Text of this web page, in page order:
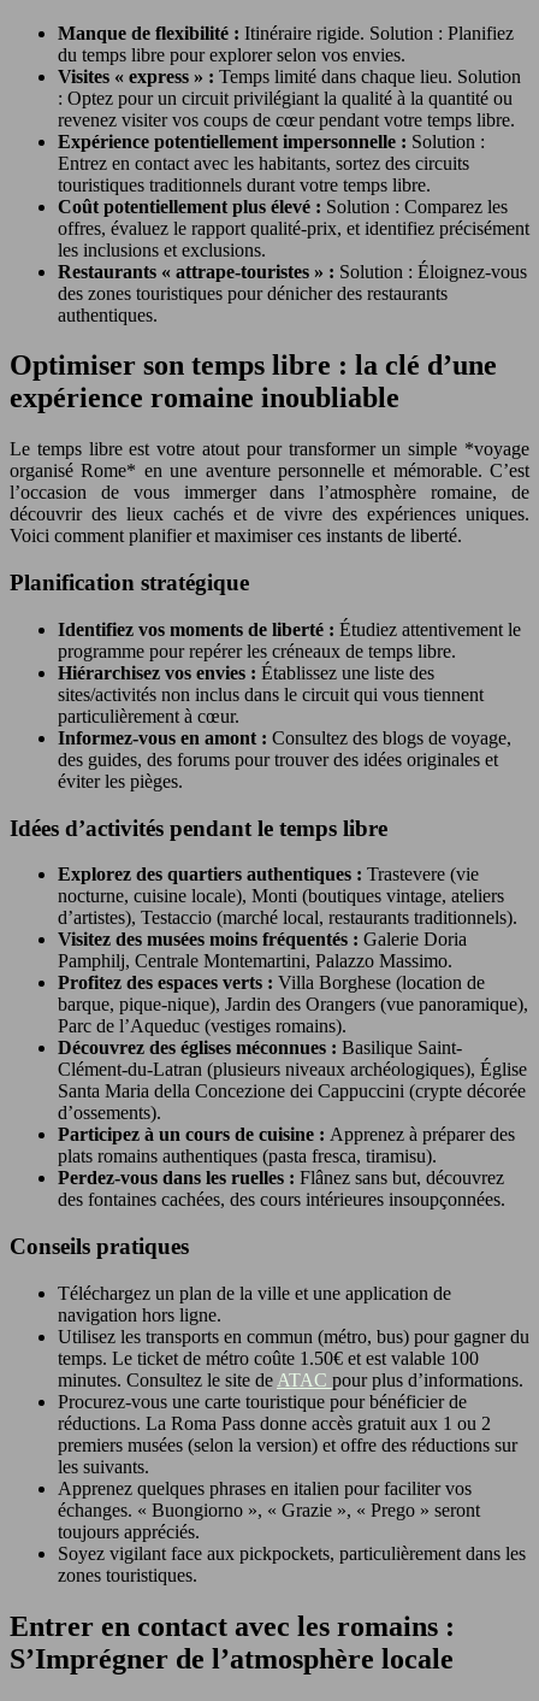
Manque de flexibilité : Itinéraire rigide. Solution : Planifiez
du temps libre pour explorer selon vos envies.
Visites « express » : Temps limité dans chaque lieu. Solution
: Optez pour un circuit privilégiant la qualité à la quantité ou
revenez visiter vos coups de cœur pendant votre temps libre.
Expérience potentiellement impersonnelle : Solution :
Entrez en contact avec les habitants, sortez des circuits
touristiques traditionnels durant votre temps libre.
Coût potentiellement plus élevé : Solution : Comparez les
offres, évaluez le rapport qualité-prix, et identifiez précisément
les inclusions et exclusions.
Restaurants « attrape-touristes » : Solution : Éloignez-vous
des zones touristiques pour dénicher des restaurants
authentiques.
Optimiser son temps libre : la clé d’une
expérience romaine inoubliable
Le temps libre est votre atout pour transformer un simple *voyage
organisé Rome* en une aventure personnelle et mémorable. C’est
l’occasion de vous immerger dans l’atmosphère romaine, de
découvrir des lieux cachés et de vivre des expériences uniques.
Voici comment planifier et maximiser ces instants de liberté.
Planification stratégique
Identifiez vos moments de liberté : Étudiez attentivement le
programme pour repérer les créneaux de temps libre.
Hiérarchisez vos envies : Établissez une liste des
sites/activités non inclus dans le circuit qui vous tiennent
particulièrement à cœur.
Informez-vous en amont : Consultez des blogs de voyage,
des guides, des forums pour trouver des idées originales et
éviter les pièges.
Idées d’activités pendant le temps libre
Explorez des quartiers authentiques : Trastevere (vie
nocturne, cuisine locale), Monti (boutiques vintage, ateliers
d’artistes), Testaccio (marché local, restaurants traditionnels).
Visitez des musées moins fréquentés : Galerie Doria
Pamphilj, Centrale Montemartini, Palazzo Massimo.
Profitez des espaces verts : Villa Borghese (location de
barque, pique-nique), Jardin des Orangers (vue panoramique),
Parc de l’Aqueduc (vestiges romains).
Découvrez des églises méconnues : Basilique Saint-
Clément-du-Latran (plusieurs niveaux archéologiques), Église
Santa Maria della Concezione dei Cappuccini (crypte décorée
d’ossements).
Participez à un cours de cuisine : Apprenez à préparer des
plats romains authentiques (pasta fresca, tiramisu).
Perdez-vous dans les ruelles : Flânez sans but, découvrez
des fontaines cachées, des cours intérieures insoupçonnées.
Conseils pratiques
Téléchargez un plan de la ville et une application de
navigation hors ligne.
Utilisez les transports en commun (métro, bus) pour gagner du
temps. Le ticket de métro coûte 1.50€ et est valable 100
minutes. Consultez le site de ATAC pour plus d’informations.
Procurez-vous une carte touristique pour bénéficier de
réductions. La Roma Pass donne accès gratuit aux 1 ou 2
premiers musées (selon la version) et offre des réductions sur
les suivants.
Apprenez quelques phrases en italien pour faciliter vos
échanges. « Buongiorno », « Grazie », « Prego » seront
toujours appréciés.
Soyez vigilant face aux pickpockets, particulièrement dans les
zones touristiques.
Entrer en contact avec les romains :
S’Imprégner de l’atmosphère locale